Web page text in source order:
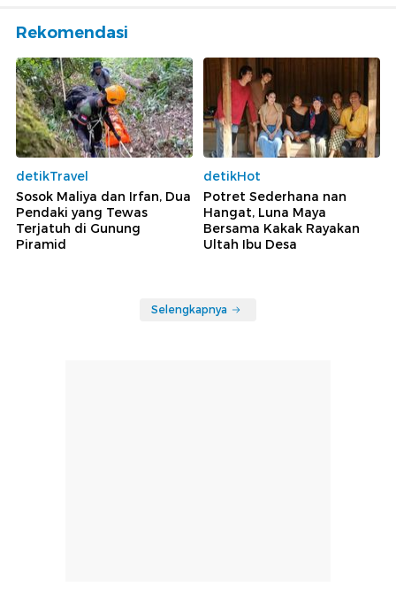
Rekomendasi
detikTravel
Sosok Maliya dan Irfan, Dua
Pendaki yang Tewas
Terjatuh di Gunung
Piramid
detikHot
Potret Sederhana nan
Hangat, Luna Maya
Bersama Kakak Rayakan
Ultah Ibu Desa
Selengkapnya